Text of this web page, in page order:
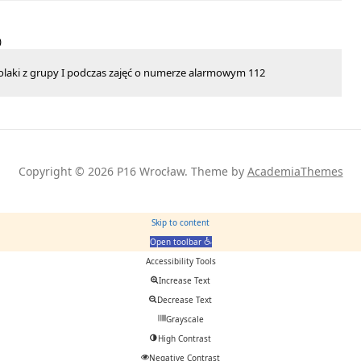
z grupy I podczas zajęć o numerze alarmowym 112
Copyright © 2026 P16 Wrocław. Theme by AcademiaThemes
Skip to content
Open toolbar
Accessibility Tools
Increase Text
Decrease Text
Grayscale
High Contrast
Negative Contrast